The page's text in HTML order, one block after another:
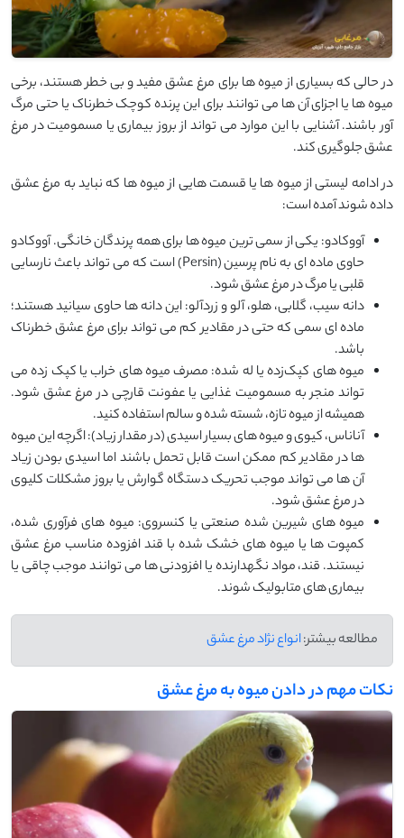
در حالی که بسیاری از میوه ‌ها برای مرغ عشق مفید و بی ‌خطر هستند، برخی
میوه ‌ها یا اجزای آن ‌ها می ‌توانند برای این پرنده کوچک خطرناک یا حتی مرگ
‌آور باشند. آشنایی با این موارد می‌ تواند از بروز بیماری یا مسمومیت در مرغ
عشق جلوگیری کند.
در ادامه لیستی از میوه ‌ها یا قسمت ‌هایی از میوه‌ ها که نباید به مرغ عشق
داده شوند آمده است:
آووکادو: یکی از سمی ‌ترین میوه ‌ها برای همه‌ پرندگان خانگی. آووکادو
حاوی ماده‌ ای به نام پرسین (Persin) است که می ‌تواند باعث نارسایی
قلبی یا مرگ در مرغ عشق شود.
دانه‌ سیب، گلابی، هلو، آلو و زردآلو: این دانه‌ ها حاوی سیانید هستند؛
ماده ‌ای سمی که حتی در مقادیر کم می ‌تواند برای مرغ عشق خطرناک
باشد.
میوه‌ های کپک‌زده یا له ‌شده: مصرف میوه‌ های خراب یا کپک ‌زده می
‌تواند منجر به مسمومیت غذایی یا عفونت قارچی در مرغ عشق شود.
همیشه از میوه‌ تازه، شسته ‌شده و سالم استفاده کنید.
آناناس، کیوی و میوه‌ های بسیار اسیدی (در مقدار زیاد): اگرچه این میوه
‌ها در مقادیر کم ممکن است قابل ‌تحمل باشند اما اسیدی بودن زیاد
آن‌ ها می ‌تواند موجب تحریک دستگاه گوارش یا بروز مشکلات کلیوی
در مرغ عشق شود.
میوه ‌های شیرین‌ شده صنعتی یا کنسروی: میوه‌ های فرآوری‌ شده،
کمپوت ‌ها یا میوه‌ های خشک ‌شده با قند افزوده مناسب مرغ عشق
نیستند. قند، مواد نگهدارنده یا افزودنی ‌ها می ‌توانند موجب چاقی یا
بیماری ‌های متابولیک شوند.
مطالعه بیشتر:انواع نژاد مرغ عشق
نکات مهم در دادن میوه به مرغ عشق